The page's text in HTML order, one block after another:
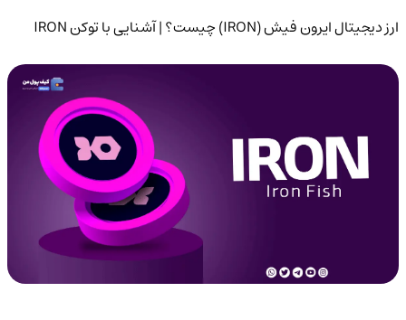
ارز دیجیتال ایرون فیش (IRON) چیست؟ | آشنایی با توکن IRON